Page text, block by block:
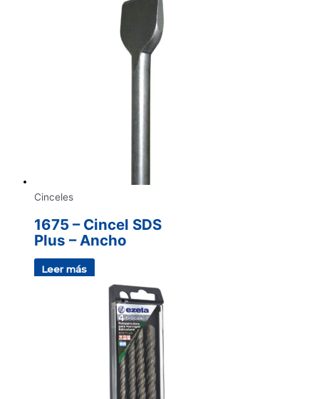
Cinceles
1675 – Cincel SDS
Plus – Ancho
Leer más